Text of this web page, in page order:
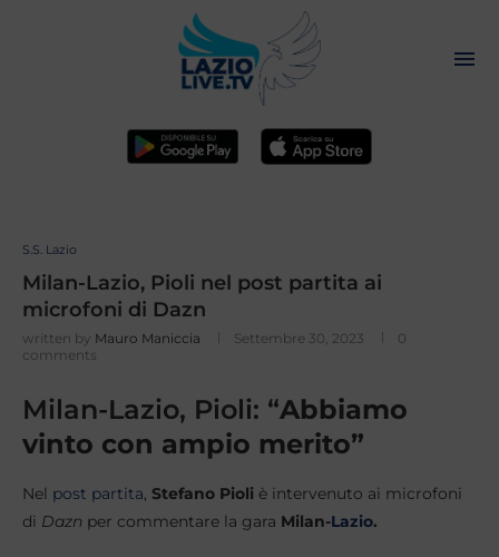
S.S. Lazio
Milan-Lazio, Pioli nel post partita ai
microfoni di Dazn
written by Mauro Maniccia Settembre 30, 2023
0
comments
Milan-Lazio, Pioli: “Abbiamo
vinto con ampio merito”
Nel post partita, Stefano Pioli è intervenuto ai microfoni
di Dazn per commentare la gara Milan-Lazio.